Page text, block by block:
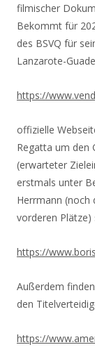
filmischer
Bekommt für
des BSVQ für
Lanzarote-
https://
offizielle
Regatta um den
(erwarteter
erstmals unter
Herrmann (noch
vorderen Plätze)
https://www.
Außerdem
den
https://